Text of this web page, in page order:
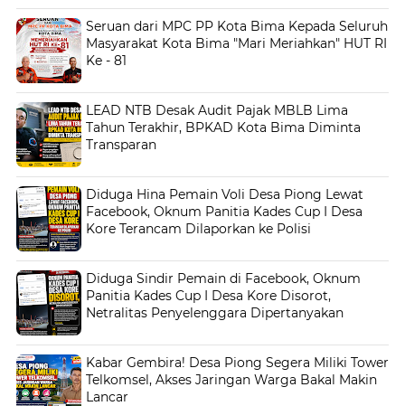
Seruan dari MPC PP Kota Bima Kepada Seluruh
Masyarakat Kota Bima "Mari Meriahkan" HUT RI
Ke - 81
LEAD NTB Desak Audit Pajak MBLB Lima
Tahun Terakhir, BPKAD Kota Bima Diminta
Transparan
Diduga Hina Pemain Voli Desa Piong Lewat
Facebook, Oknum Panitia Kades Cup I Desa
Kore Terancam Dilaporkan ke Polisi
Diduga Sindir Pemain di Facebook, Oknum
Panitia Kades Cup I Desa Kore Disorot,
Netralitas Penyelenggara Dipertanyakan
Kabar Gembira! Desa Piong Segera Miliki Tower
Telkomsel, Akses Jaringan Warga Bakal Makin
Lancar